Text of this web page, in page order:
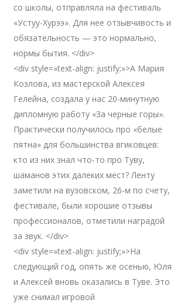
со школы, отправляла на фестиваль
«Устуу-Хурээ». Для нее отзывчивость и
обязательность — это нормально,
нормы бытия. </div>
<div style=»text-align: justify;»>А Мария
Козлова, из мастерской Алексея
Гелейна, создала у нас 20-минутную
дипломную работу «За черные горы».
Практически получилось про «белые
пятна» для большинства вгиковцев:
кто из них знал что-то про Туву,
шаманов этих далеких мест? Ленту
заметили на вузовском, 26-м по счету,
фестивале, были хорошие отзывы
профессионалов, отметили наградой
за звук. </div>
<div style=»text-align: justify;»>На
следующий год, опять же осенью, Юля
и Алексей вновь оказались в Туве. Это
уже снимал игровой